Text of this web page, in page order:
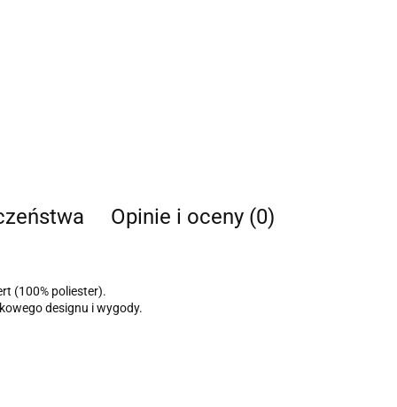
Opinie i oceny (0)
(100% poliester).
designu i wygody.